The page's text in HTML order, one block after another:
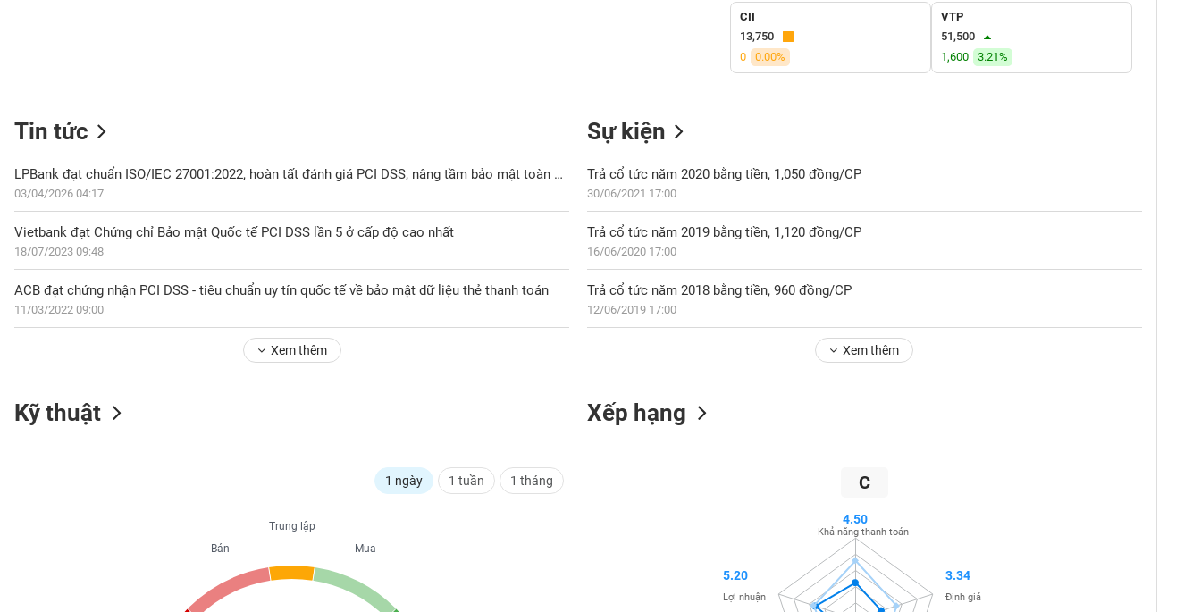
CII
13,750
0
0.00%
VTP
51,500
1,600
3.21%
Tin tức
LPBank đạt chuẩn ISO/IEC 27001:2022, hoàn tất đánh giá PCI DSS, nâng tầm bảo mật toàn diện
03/04/2026 04:17
Vietbank đạt Chứng chỉ Bảo mật Quốc tế PCI DSS lần 5 ở cấp độ cao nhất
18/07/2023 09:48
ACB đạt chứng nhận PCI DSS - tiêu chuẩn uy tín quốc tế về bảo mật dữ liệu thẻ thanh toán
11/03/2022 09:00
Xem thêm
Sự kiện
Trả cổ tức năm 2020 bằng tiền, 1,050 đồng/CP
30/06/2021 17:00
Trả cổ tức năm 2019 bằng tiền, 1,120 đồng/CP
16/06/2020 17:00
Trả cổ tức năm 2018 bằng tiền, 960 đồng/CP
12/06/2019 17:00
Xem thêm
Kỹ thuật
1 ngày 1 tuần 1 tháng
Trung lập
Mua
Bán
Xếp hạng
C
4.50
Khả năng thanh toán
3.34
Định giá
5.20
Lợi nhuận
DOANH
NGHIỆP
CỔ
SINH